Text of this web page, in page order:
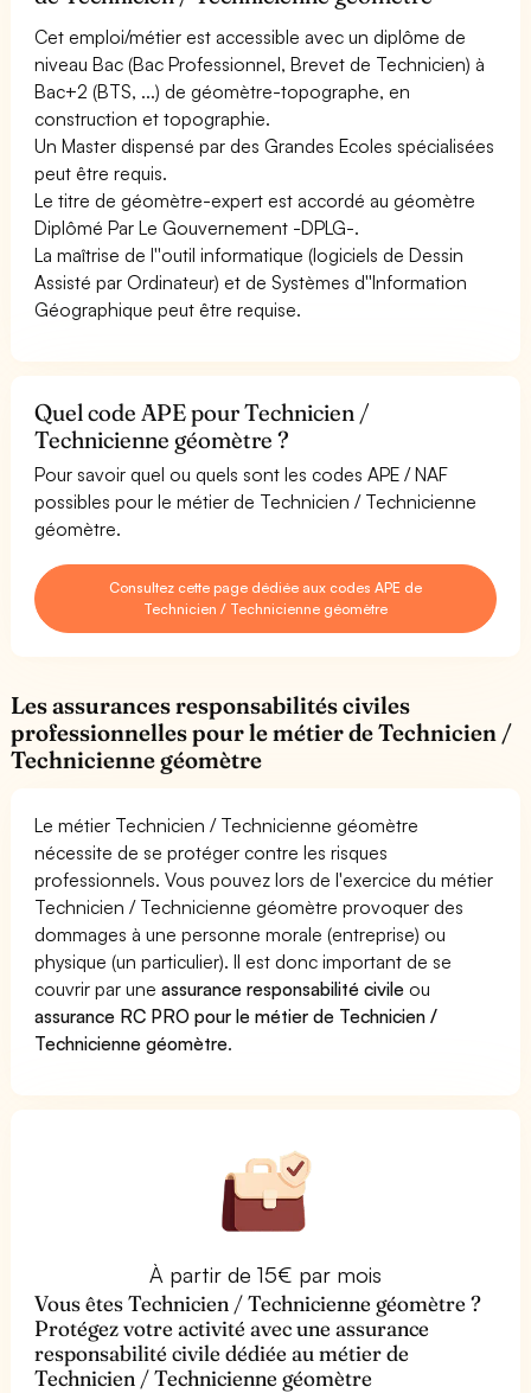
Cet emploi/métier est accessible avec un diplôme de
niveau Bac (Bac Professionnel, Brevet de Technicien) à
Bac+2 (BTS, ...) de géomètre-topographe, en
construction et topographie.
Un Master dispensé par des Grandes Ecoles spécialisées
peut être requis.
Le titre de géomètre-expert est accordé au géomètre
Diplômé Par Le Gouvernement -DPLG-.
La maîtrise de l''outil informatique (logiciels de Dessin
Assisté par Ordinateur) et de Systèmes d''Information
Géographique peut être requise.
Quel code APE pour Technicien /
Technicienne géomètre ?
Pour savoir quel ou quels sont les codes APE / NAF
possibles pour le métier de Technicien / Technicienne
géomètre.
Consultez cette page dédiée aux codes APE de
Technicien / Technicienne géomètre
Les assurances responsabilités civiles
professionnelles pour le métier de Technicien /
Technicienne géomètre
Le métier Technicien / Technicienne géomètre
nécessite de se protéger contre les risques
professionnels. Vous pouvez lors de l'exercice du métier
Technicien / Technicienne géomètre provoquer des
dommages à une personne morale (entreprise) ou
physique (un particulier). Il est donc important de se
couvrir par uneassurance responsabilité civile ou
assurance RC PRO pour le métier de Technicien /
Technicienne géomètre.
À partir de 15€ par mois
Vous êtes Technicien / Technicienne géomètre ?
Protégez votre activité avec une assurance
responsabilité civile dédiée au métier de
Technicien / Technicienne géomètre